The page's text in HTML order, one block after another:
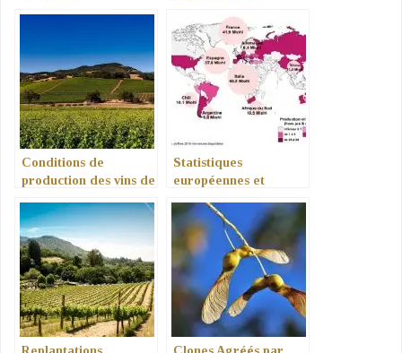
Conditions de
production des vins de
Statistiques
européennes et